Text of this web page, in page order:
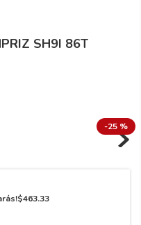
SH9I 86T
-25 %
$463.33